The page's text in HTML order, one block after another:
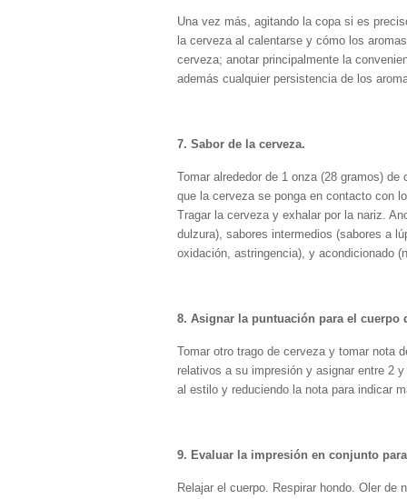
Una vez más, agitando la copa si es
la cerveza al calentarse y cómo los
cerveza; anotar principalmente la
además cualquier persistencia de los
7. Sabor de la cerveza.
Tomar alrededor de 1 onza (28 gramos)
que la cerveza se ponga en contacto con
Tragar la cerveza y exhalar por la nariz.
dulzura), sabores intermedios (sabores a
oxidación, astringencia), y acondicionado
8. Asignar la puntuación para el cuerpo
Tomar otro trago de cerveza y tomar nota
relativos a su impresión y asignar entre 2
al estilo y reduciendo la nota para indicar
9. Evaluar la impresión en conjunto
Relajar el cuerpo. Respirar hondo. Oler de